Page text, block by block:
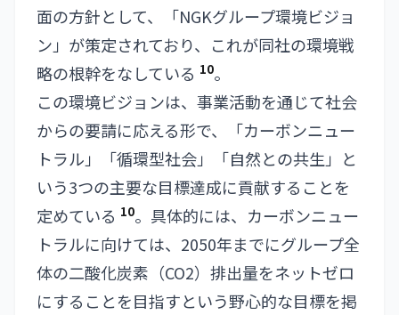
面の方針として、「NGKグループ環境ビジョ
ン」が策定されており、これが同社の環境戦
略の根幹をなしている 10。
この環境ビジョンは、事業活動を通じて社会
からの要請に応える形で、「カーボンニュー
トラル」「循環型社会」「自然との共生」と
いう3つの主要な目標達成に貢献することを
定めている 10。具体的には、カーボンニュー
トラルに向けては、2050年までにグループ全
体の二酸化炭素（CO2）排出量をネットゼロ
にすることを目指すという野心的な目標を掲